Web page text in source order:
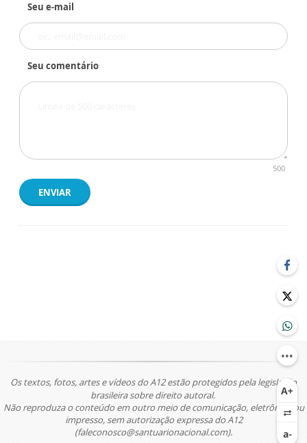
Seu e-mail
Seu comentário
500
ENVIAR
Os textos, fotos, artes e vídeos do A12 estão protegidos pela legislação
brasileira sobre direito autoral.
Não reproduza o conteúdo em outro meio de comunicação, eletrônico ou
impresso, sem autorização expressa do A12
(faleconosco@santuarionacional.com).